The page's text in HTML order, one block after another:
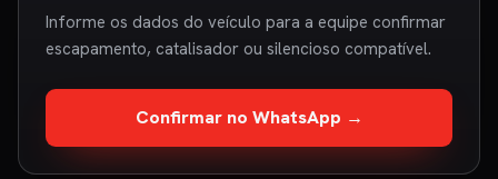
Informe os dados do veículo para a equipe confirmar
escapamento, catalisador ou silencioso compatível.
Confirmar no WhatsApp →